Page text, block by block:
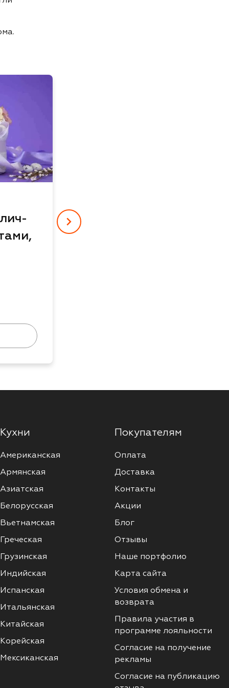
Кухни
Американская
Армянская
Азиатская
Белорусская
Вьетнамская
Греческая
Грузинская
Индийская
Испанская
Итальянская
Китайская
Корейская
Мексиканская
Покупателям
Оплата
Доставка
Контакты
Акции
Блог
Отзывы
Наше портфолио
Карта сайта
Условия обмена и
возврата
Правила участия в
программе лояльности
Согласие на получение
рекламы
Согласие на публикацию